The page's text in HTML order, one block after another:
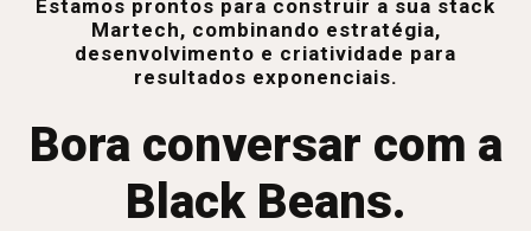
Estamos prontos para construir a sua stack
Martech, combinando estratégia,
desenvolvimento e criatividade para
resultados exponenciais.
Bora conversar com a
Black Beans.